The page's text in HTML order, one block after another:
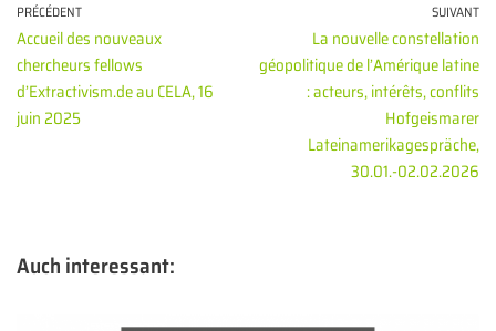
PRÉCÉDENT
Accueil des nouveaux
chercheurs fellows
d’Extractivism.de au CELA, 16
juin 2025
SUIVANT
La nouvelle constellation
géopolitique de l’Amérique latine
: acteurs, intérêts, conflits
Hofgeismarer
Lateinamerikagespräche,
30.01.-02.02.2026
Auch interessant: